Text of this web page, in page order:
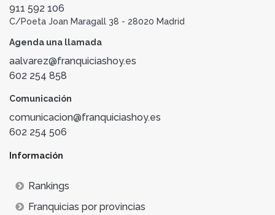
911 592 106
C/Poeta Joan Maragall 38 - 28020 Madrid
Agenda una llamada
aalvarez@franquiciashoy.es
602 254 858
Comunicación
comunicacion@franquiciashoy.es
602 254 506
Información
Rankings
Franquicias por provincias